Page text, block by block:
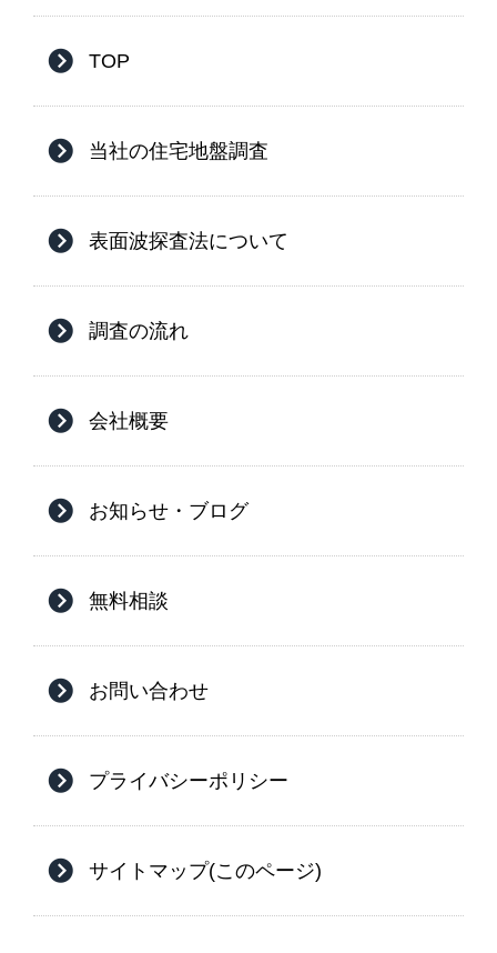
TOP
当社の住宅地盤調査
表面波探査法について
調査の流れ
会社概要
お知らせ・ブログ
無料相談
お問い合わせ
プライバシーポリシー
サイトマップ(このページ)